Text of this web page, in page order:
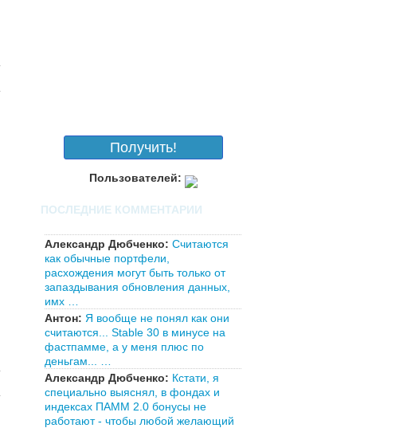
Получить!
Пользователей:
ПОСЛЕДНИЕ КОММЕНТАРИИ
Александр Дюбченко: Считаются
как обычные портфели,
расхождения могут быть только от
запаздывания обновления данных,
имх …
Антон: Я вообще не понял как они
считаются... Stable 30 в минусе на
фастпамме, а у меня плюс по
деньгам... …
Александр Дюбченко: Кстати, я
специально выяснял, в фондах и
индексах ПАММ 2.0 бонусы не
работают - чтобы любой желающий